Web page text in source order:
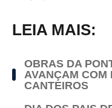
LEIA MAIS:
OBRAS DA
AVANÇAM COM
CANTEIROS